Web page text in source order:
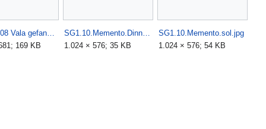
169 KB
1.024 × 576; 35 KB
SG1.10.Memento.sol.jpg
1.024 × 576; 54 KB